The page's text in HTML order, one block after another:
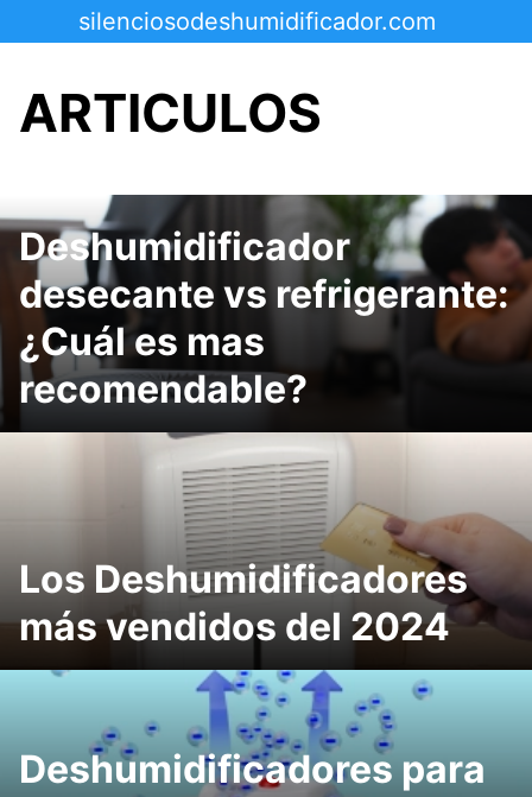
al
silenciosodeshumidificador.com
ARTICULOS
Deshumidificador
desecante vs refrigerante:
¿Cuál es mas
recomendable?
Los Deshumidificadores
más vendidos del 2024
Deshumidificadores para